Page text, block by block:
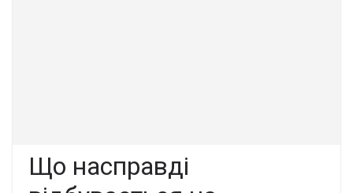
Що насправді